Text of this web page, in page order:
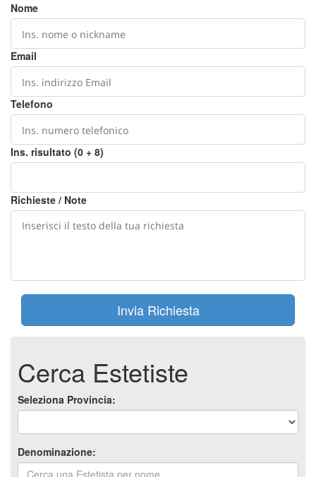
Nome
Email
Telefono
Ins. risultato (0 + 8)
Richieste / Note
Invia Richiesta
Cerca Estetiste
Seleziona Provincia:
Denominazione: